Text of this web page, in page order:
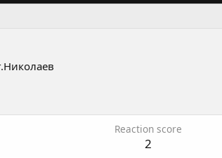
Reaction score
2